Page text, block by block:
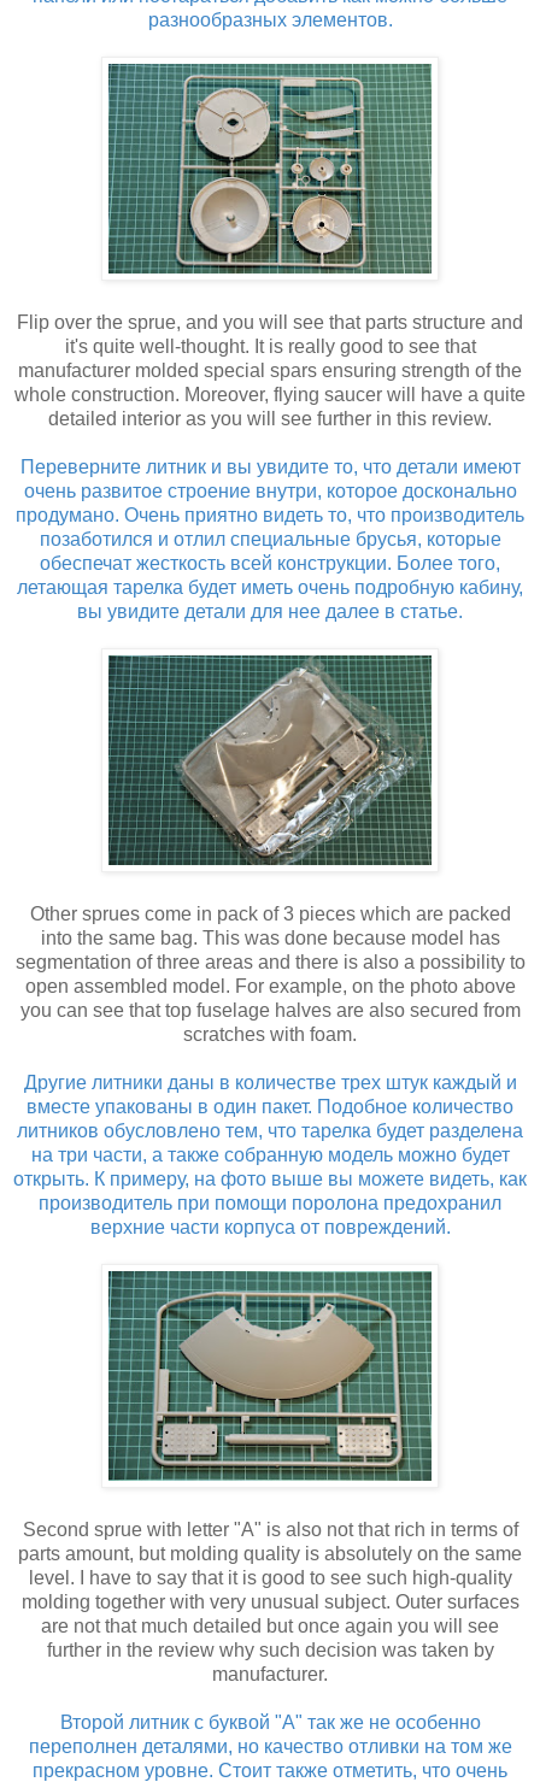
разнообразных элементов.
Flip over the sprue, and you will see that parts structure and
it's quite well-thought. It is really good to see that
manufacturer molded special spars ensuring strength of the
whole construction. Moreover, flying saucer will have a quite
detailed interior as you will see further in this review.
Переверните литник и вы увидите то, что детали имеют
очень развитое строение внутри, которое досконально
продумано. Очень приятно видеть то, что производитель
позаботился и отлил специальные брусья, которые
обеспечат жесткость всей конструкции. Более того,
летающая тарелка будет иметь очень подробную кабину,
вы увидите детали для нее далее в статье.
Other sprues come in pack of 3 pieces which are packed
into the same bag. This was done because model has
segmentation of three areas and there is also a possibility to
open assembled model. For example, on the photo above
you can see that top fuselage halves are also secured from
scratches with foam.
Другие литники даны в количестве трех штук каждый и
вместе упакованы в один пакет. Подобное количество
литников обусловлено тем, что тарелка будет разделена
на три части, а также собранную модель можно будет
открыть. К примеру, на фото выше вы можете видеть, как
производитель при помощи поролона предохранил
верхние части корпуса от повреждений.
Second sprue with letter "A" is also not that rich in terms of
parts amount, but molding quality is absolutely on the same
level. I have to say that it is good to see such high-quality
molding together with very unusual subject. Outer surfaces
are not that much detailed but once again you will see
further in the review why such decision was taken by
manufacturer.
Второй литник с буквой "А" так же не особенно
переполнен деталями, но качество отливки на том же
прекрасном уровне. Стоит также отметить, что очень